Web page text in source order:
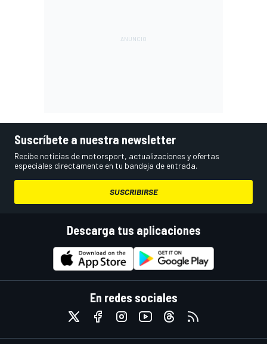
Suscríbete a nuestra newsletter
Recibe noticias de motorsport, actualizaciones y ofertas
especiales directamente en tu bandeja de entrada.
SUSCRIBIRSE
Descarga tus aplicaciones
En redes sociales